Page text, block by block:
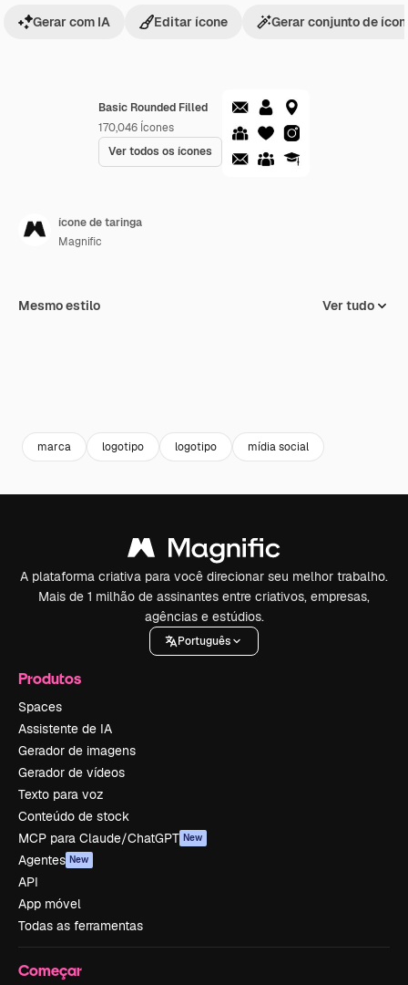
Basic Rounded Filled
170,046 Ícones
Ver todos os ícones
Gerar com IA Editar ícone Gerar conjunto de
ícone de taringa
Magnific
Mesmo estilo Ver tudo
marca logotipo logotipo mídia social
A plataforma criativa para você direcionar seu melhor trabalho.
Mais de 1 milhão de assinantes entre criativos, empresas,
agências e estúdios.
Português
Produtos
Spaces
Assistente de IA
Gerador de imagens
Gerador de vídeos
Texto para voz
Conteúdo de stock
MCP para Claude/ChatGPT New
Agentes New
API
App móvel
Todas as ferramentas
Começar